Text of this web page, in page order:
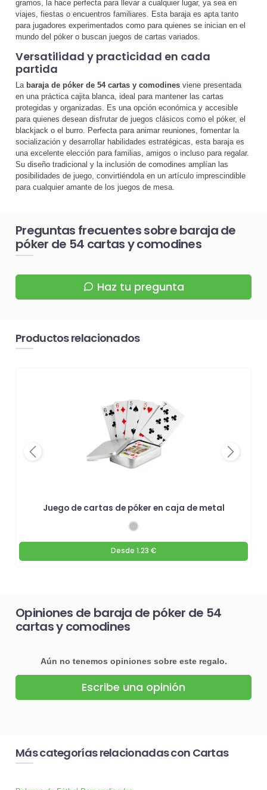
gramos, la hace perfecta para llevar a cualquier lugar, ya sea en
viajes, fiestas o encuentros familiares. Esta baraja es apta tanto
para jugadores experimentados como para quienes se inician en el
mundo del póker o buscan juegos de cartas variados.
Versatilidad y practicidad en cada
partida
La baraja de póker de 54 cartas y comodines viene presentada
en una práctica cajita blanca, ideal para mantener las cartas
protegidas y organizadas. Es una opción económica y accesible
para quienes desean disfrutar de juegos clásicos como el póker, el
blackjack o el burro. Perfecta para animar reuniones, fomentar la
socialización y desarrollar habilidades estratégicas, esta baraja es
una excelente elección para familias, amigos o incluso para regalar.
Su diseño tradicional y la inclusión de comodines amplían las
posibilidades de juego, convirtiéndola en un artículo imprescindible
para cualquier amante de los juegos de mesa.
Preguntas frecuentes sobre baraja de
póker de 54 cartas y comodines
Haz tu pregunta
Productos relacionados
Juego de cartas de póker en caja de metal
Desde 1.23 €
Previous Next
Opiniones de baraja de póker de 54
cartas y comodines
Aún no tenemos opiniones sobre este regalo.
Escribe una opinión
Más categorías relacionadas con Cartas